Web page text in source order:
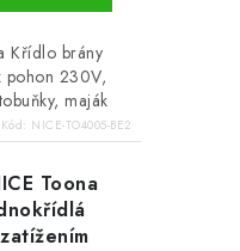
Křídlo brány
230V,
maják
Kód: NICE-TO4005-BE2
Toona